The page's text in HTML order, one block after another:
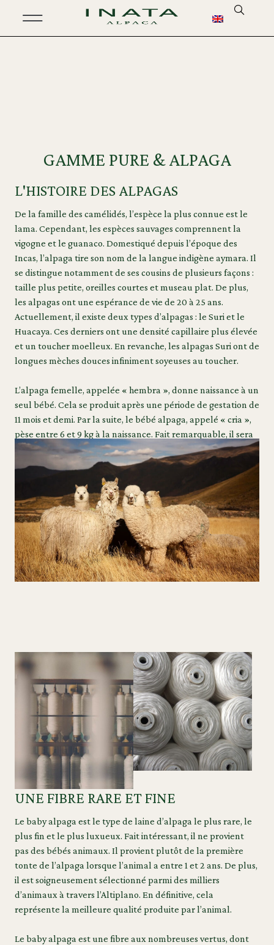
GAMME PURE & ALPAGA
L'HISTOIRE DES ALPAGAS
De la famille des camélidés, l’espèce la plus connue est le
lama. Cependant, les espèces sauvages comprennent la
vigogne et le guanaco. Domestiqué depuis l’époque des
Incas, l’alpaga tire son nom de la langue indigène aymara. Il
se distingue notamment de ses cousins de plusieurs façons :
taille plus petite, oreilles courtes et museau plat. De plus,
les alpagas ont une espérance de vie de 20 à 25 ans.
Actuellement, il existe deux types d’alpagas : le Suri et le
Huacaya. Ces derniers ont une densité capillaire plus élevée
et un toucher moelleux. En revanche, les alpagas Suri ont de
longues mèches douces infiniment soyeuses au toucher.
L’alpaga femelle, appelée « hembra », donne naissance à un
seul bébé. Cela se produit après une période de gestation de
11 mois et demi. Par la suite, le bébé alpaga, appelé « cria »,
pèse entre 6 et 9 kg à la naissance. Fait remarquable, il sera
sur ses pattes dans les 3 heures suivant sa naissance.
UNE FIBRE RARE ET FINE
Le baby alpaga est le type de laine d’alpaga le plus rare, le
plus fin et le plus luxueux. Fait intéressant, il ne provient
pas des bébés animaux. Il provient plutôt de la première
tonte de l’alpaga lorsque l’animal a entre 1 et 2 ans. De plus,
il est soigneusement sélectionné parmi des milliers
d’animaux à travers l’Altiplano. En définitive, cela
représente la meilleure qualité produite par l’animal.
Le baby alpaga est une fibre aux nombreuses vertus, dont